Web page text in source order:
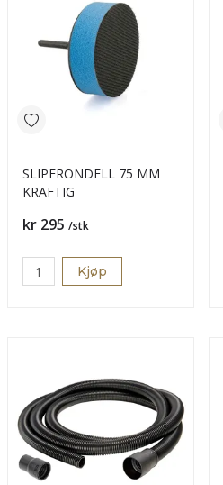
SLIPERONDELL 75 MM
KRAFTIG
Pris
kr 295 /stk
Kjøp